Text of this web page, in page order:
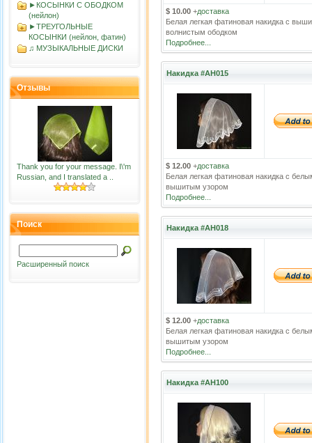
►КОСЫНКИ С ОБОДКОМ
(нейлон)
►ТРЕУГОЛЬНЫЕ
КОСЫНКИ (нейлон, фатин)
♫ МУЗЫКАЛЬНЫЕ ДИСКИ
Отзывы
Thank you for your message. I\'m
Russian, and I translated a ..
Поиск
Расширенный поиск
$ 10.00 +доставка
Белая легкая фатиновая накидка с
волнистым ободком
Подробнее...
Накидка #АН015
$ 12.00 +доставка
Белая легкая фатиновая накидка с
вышитым узором
Подробнее...
Накидка #АН018
$ 12.00 +доставка
Белая легкая фатиновая накидка с
вышитым узором
Подробнее...
Накидка #АН100